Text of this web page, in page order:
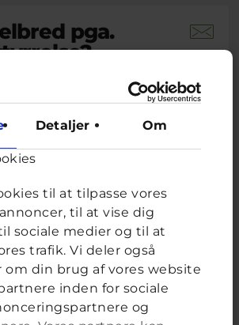
Detaljer Om
til at tilpasse vores
til at vise dig
sociale medier og til at
trafik. Vi deler også
om din brug af vores website
inden for sociale
og
pga.
seneste har jeg udviklet noget jeg tror
Jeg spiser ikke
eller frokost, og kun en halv
spise et fuldt måltid og får mig selv til
op. De seneste to uger har jeg følt mig
træt, mit hjerte...
ungerådgiver hos Cyberhus
spørgsmål